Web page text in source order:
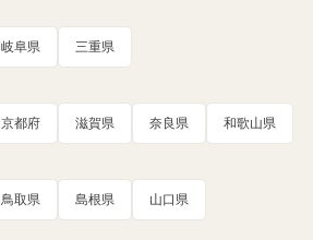
岐阜県 三重県
京都府 滋賀県 奈良県 和歌山県
鳥取県 島根県 山口県